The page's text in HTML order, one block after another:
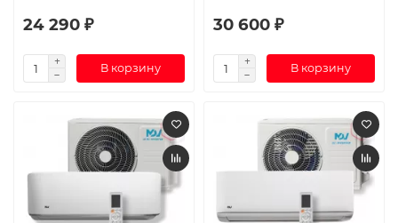
24 290 ₽
В корзину
30 600 ₽
В корзину